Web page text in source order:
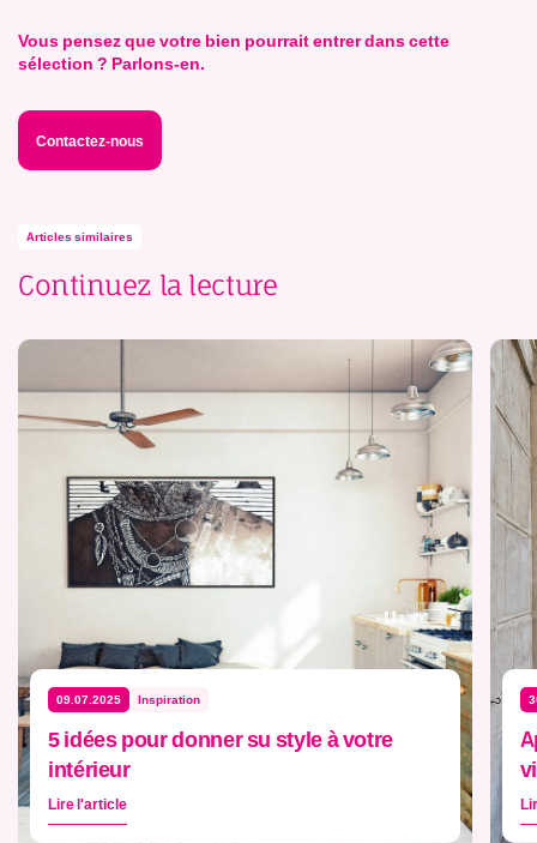
Vous pensez que votre bien pourrait entrer dans cette
sélection ? Parlons-en.
Contactez-nous
Articles similaires
Continuez la lecture
09.07.2025 Inspiration
5 idées pour donner su style à votre
intérieur
Lire l'article